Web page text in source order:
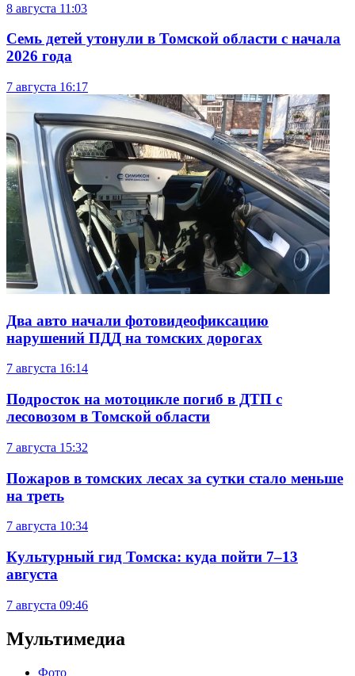
8 августа 11:03
Семь детей утонули в Томской области с начала
2026 года
7 августа 16:17
Два авто начали фотовидеофиксацию
нарушений ПДД на томских дорогах
7 августа 16:14
Подросток на мотоцикле погиб в ДТП с
лесовозом в Томской области
7 августа 15:32
Пожаров в томских лесах за сутки стало меньше
на треть
7 августа 10:34
Культурный гид Томска: куда пойти 7–13
августа
7 августа 09:46
Мультимедиа
Фото